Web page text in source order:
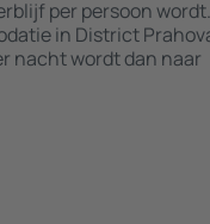
per persoon
in District
nacht wordt dan naar